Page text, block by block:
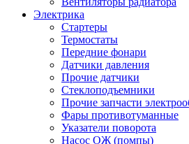
Электрика
Стартеры
Термостаты
Передние фонари
Датчики давления
Прочие датчики
Стеклоподъемники
Прочие запчасти
Фары противотуманные
Указатели поворота
Насос ОЖ (помпы)